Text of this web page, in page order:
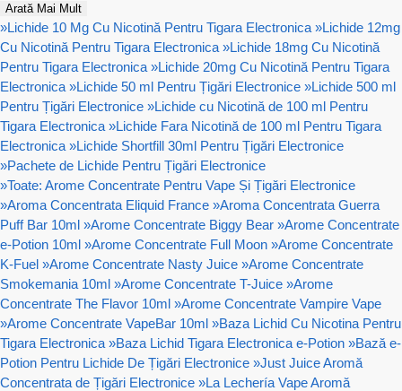
Arată Mai Mult
»Lichide 10 Mg Cu Nicotină Pentru Tigara Electronica »Lichide 12mg
Cu Nicotină Pentru Tigara Electronica »Lichide 18mg Cu Nicotină
Pentru Tigara Electronica »Lichide 20mg Cu Nicotină Pentru Tigara
Electronica »Lichide 50 ml Pentru Țigări Electronice »Lichide 500 ml
Pentru Țigări Electronice »Lichide cu Nicotină de 100 ml Pentru
Tigara Electronica »Lichide Fara Nicotină de 100 ml Pentru Tigara
Electronica »Lichide Shortfill 30ml Pentru Țigări Electronice
»Pachete de Lichide Pentru Țigări Electronice
»Toate: Arome Concentrate Pentru Vape Și Țigări Electronice
»Aroma Concentrata Eliquid France »Aroma Concentrata Guerra
Puff Bar 10ml »Arome Concentrate Biggy Bear »Arome Concentrate
e-Potion 10ml »Arome Concentrate Full Moon »Arome Concentrate
K-Fuel »Arome Concentrate Nasty Juice »Arome Concentrate
Smokemania 10ml »Arome Concentrate T-Juice »Arome
Concentrate The Flavor 10ml »Arome Concentrate Vampire Vape
»Arome Concentrate VapeBar 10ml »Baza Lichid Cu Nicotina Pentru
Tigara Electronica »Baza Lichid Tigara Electronica e-Potion »Bază e-
Potion Pentru Lichide De Țigări Electronice »Just Juice Aromă
Concentrata de Țigări Electronice »La Lechería Vape Aromă